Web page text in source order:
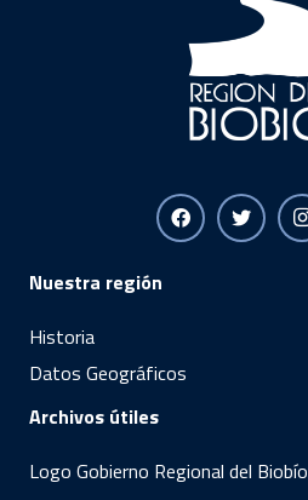
Nuestra región
Historia
Datos Geográficos
Archivos útiles
Logo Gobierno Regional del Biobío